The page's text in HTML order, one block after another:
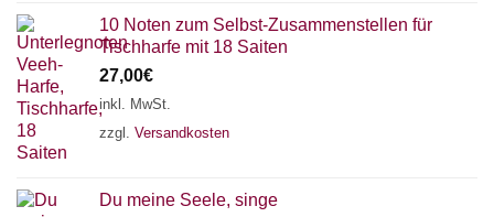
10 Noten zum Selbst-Zusammenstellen für
Tischharfe mit 18 Saiten
27,00€
inkl. MwSt.
zzgl. Versandkosten
Du meine Seele, singe